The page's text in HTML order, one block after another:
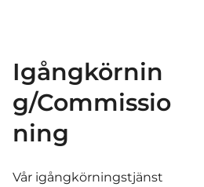
Igångkörnin
g/Commissio
ning
Vår igångkörningstjänst